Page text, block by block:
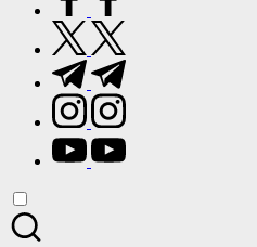
twitter.com
t.me
instagram.com
youtube.com